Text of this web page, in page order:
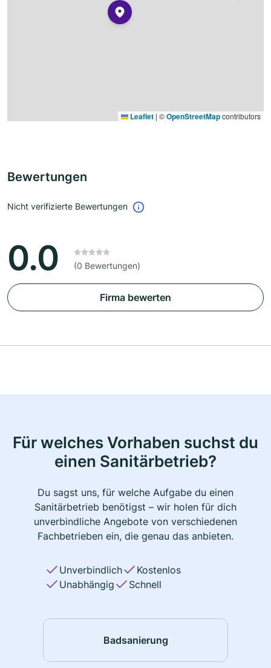
Leaflet | ©OpenStreetMapcontributors
Bewertungen
Nicht verifizierte Bewertungen
0.0 (0 Bewertungen)
Firma bewerten
Für welches Vorhaben suchst du
einen Sanitärbetrieb?
Du sagst uns, für welche Aufgabe du einen
Sanitärbetrieb benötigst – wir holen für dich
unverbindliche Angebote von verschiedenen
Fachbetrieben ein, die genau das anbieten.
Unverbindlich
Kostenlos
Unabhängig
Schnell
Badsanierung